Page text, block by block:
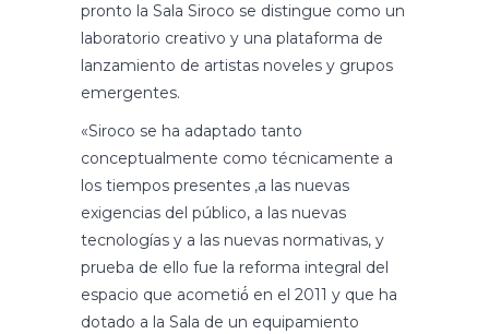
pronto la Sala Siroco se distingue como un
laboratorio creativo y una plataforma de
lanzamiento de artistas noveles y grupos
emergentes.
«Siroco se ha adaptado tanto
conceptualmente como técnicamente a
los tiempos presentes ,a las nuevas
exigencias del público, a las nuevas
tecnologías y a las nuevas normativas, y
prueba de ello fue la reforma integral del
espacio que acometió́ en el 2011 y que ha
dotado a la Sala de un equipamiento